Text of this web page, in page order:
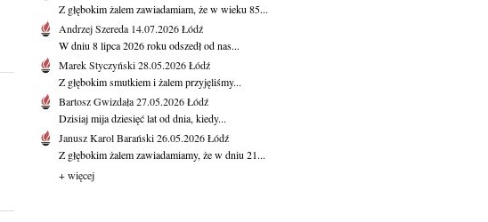
Z głębokim żalem zawiadamiam, że w wieku 85...
Andrzej Szereda 14.07.2026Łódź
W dniu 8 lipca 2026 roku odszedł od nas...
Marek Styczyński28.05.2026Łódź
Z głębokim smutkiem i żalem przyjęliśmy...
Bartosz Gwizdała27.05.2026Łódź
Dzisiaj mija dziesięć lat od dnia, kiedy...
Janusz Karol Barański26.05.2026Łódź
Z głębokim żalem zawiadamiamy, że w dniu 21...
+ więcej